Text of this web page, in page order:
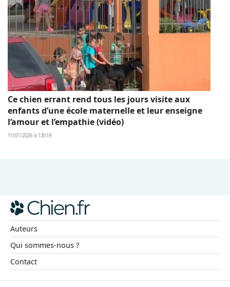
Ce chien errant rend tous les jours visite aux
enfants d’une école maternelle et leur enseigne
l’amour et l’empathie (vidéo)
11/01/2026 à 13h19
Auteurs
Qui sommes-nous ?
Contact